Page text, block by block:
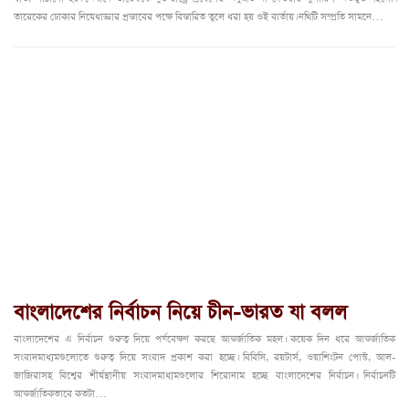
তারেকের ঢোকার নিষেধাজ্ঞার প্রস্তাবের পক্ষে বিস্তারিত তুলে ধরা হয় ওই বার্তায়। নথিটি সম্প্রতি সামনে…
বাংলাদেশের নির্বাচন নিয়ে চীন-ভারত যা বলল
বাংলাদেশের এ নির্বাচন গুরুত্ব দিয়ে পর্যবেক্ষণ করছে আন্তর্জাতিক মহল। কয়েক দিন ধরে আন্তর্জাতিক
সংবাদমাধ্যমগুলোতে গুরুত্ব দিয়ে সংবাদ প্রকাশ করা হচ্ছে। বিবিসি, রয়টার্স, ওয়াশিংটন পোস্ট, আল-
জাজিরাসহ বিশ্বের শীর্ষস্থানীয় সংবাদমাধ্যমগুলোর শিরোনাম হচ্ছে বাংলাদেশের নির্বাচন। নির্বাচনটি
আন্তর্জাতিকভাবে কতটা…